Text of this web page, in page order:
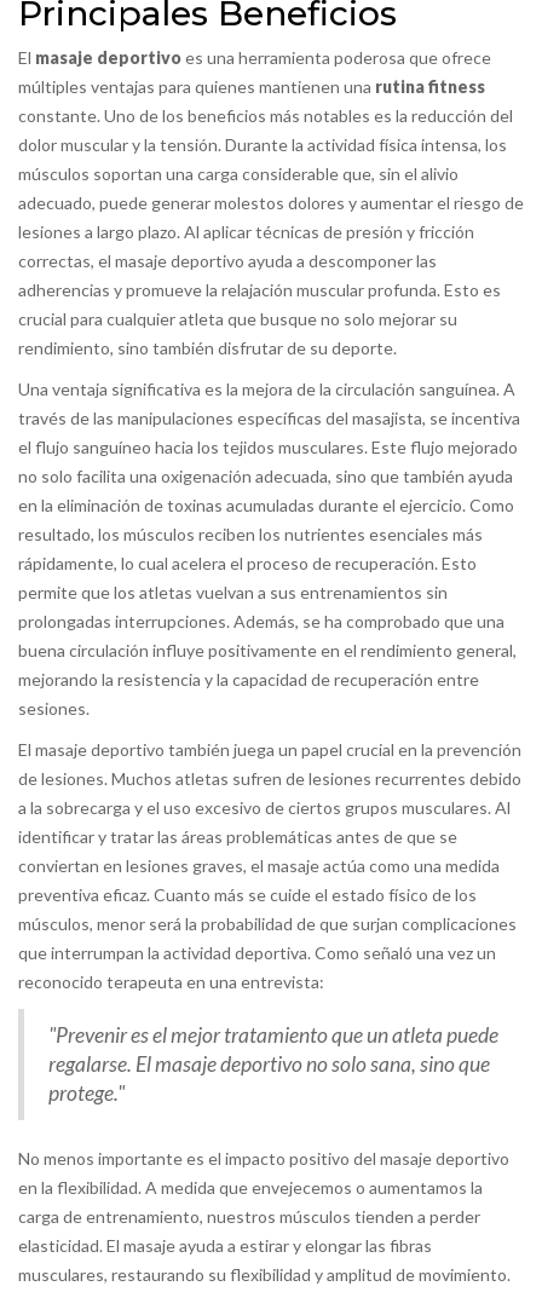
Principales Beneficios
El masaje deportivoes una herramienta poderosa que ofrece
múltiples ventajas para quienes mantienen una rutina fitness
constante. Uno de los beneficios más notables es la reducción del
dolor muscular y la tensión. Durante la actividad física intensa, los
músculos soportan una carga considerable que, sin el alivio
adecuado, puede generar molestos dolores y aumentar el riesgo de
lesiones a largo plazo. Al aplicar técnicas de presión y fricción
correctas, el masaje deportivo ayuda a descomponer las
adherencias y promueve la relajación muscular profunda. Esto es
crucial para cualquier atleta que busque no solo mejorar su
rendimiento, sino también disfrutar de su deporte.
Una ventaja significativa es la mejora de la circulación sanguínea. A
través de las manipulaciones específicas del masajista, se incentiva
el flujo sanguíneo hacia los tejidos musculares. Este flujo mejorado
no solo facilita una oxigenación adecuada, sino que también ayuda
en la eliminación de toxinas acumuladas durante el ejercicio. Como
resultado, los músculos reciben los nutrientes esenciales más
rápidamente, lo cual acelera el proceso de recuperación. Esto
permite que los atletas vuelvan a sus entrenamientos sin
prolongadas interrupciones. Además, se ha comprobado que una
buena circulación influye positivamente en el rendimiento general,
mejorando la resistencia y la capacidad de recuperación entre
sesiones.
El masaje deportivo también juega un papel crucial en la prevención
de lesiones. Muchos atletas sufren de lesiones recurrentes debido
a la sobrecarga y el uso excesivo de ciertos grupos musculares. Al
identificar y tratar las áreas problemáticas antes de que se
conviertan en lesiones graves, el masaje actúa como una medida
preventiva eficaz. Cuanto más se cuide el estado físico de los
músculos, menor será la probabilidad de que surjan complicaciones
que interrumpan la actividad deportiva. Como señaló una vez un
reconocido terapeuta en una entrevista:
"Prevenir es el mejor tratamiento que un atleta puede
regalarse. El masaje deportivo no solo sana, sino que
protege."
No menos importante es el impacto positivo del masaje deportivo
en la flexibilidad. A medida que envejecemos o aumentamos la
carga de entrenamiento, nuestros músculos tienden a perder
elasticidad. El masaje ayuda a estirar y elongar las fibras
musculares, restaurando su flexibilidad y amplitud de movimiento.